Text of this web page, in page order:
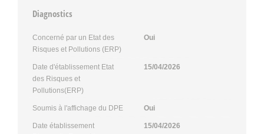
Diagnostics
Concerné par un Etat des
Risques et Pollutions (ERP)
Oui
Date d'établissement Etat
des Risques et
Pollutions(ERP)
15/04/2026
Soumis à l'affichage du DPE Oui
Date établissement
15/04/2026